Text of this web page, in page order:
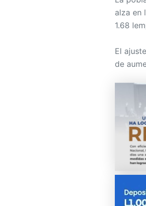
El
de